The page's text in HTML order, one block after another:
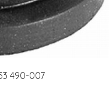
490-007